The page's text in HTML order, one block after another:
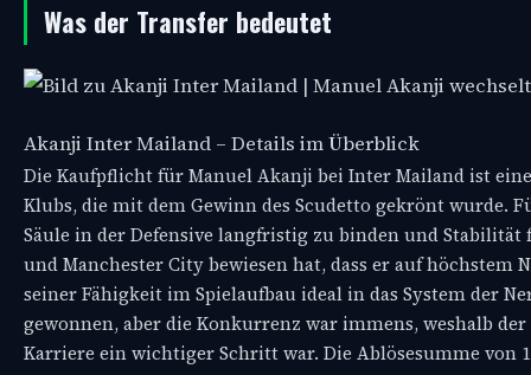
Was der Transfer bedeutet
Akanji Inter Mailand – Details im Überblick
Die Kaufpflicht für Manuel Akanji bei Inter Mailand ist
Klubs, die mit dem Gewinn des Scudetto gekrönt wurde.
Säule in der Defensive langfristig zu binden und
und Manchester City bewiesen hat, dass er auf höchstem
seiner Fähigkeit im Spielaufbau ideal in das System der
gewonnen, aber die Konkurrenz war immens, weshalb
Karriere ein wichtiger Schritt war. Die Ablösesumme